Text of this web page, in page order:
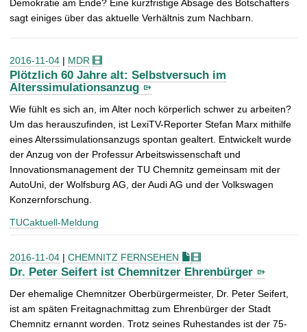
Demokratie am Ende? Eine kurzfristige Absage des Botschafters
sagt einiges über das aktuelle Verhältnis zum Nachbarn.
2016-11-04 | MDR
Plötzlich 60 Jahre alt: Selbstversuch im
Alterssimulationsanzug
Wie fühlt es sich an, im Alter noch körperlich schwer zu arbeiten?
Um das herauszufinden, ist LexiTV-Reporter Stefan Marx mithilfe
eines Alterssimulationsanzugs spontan gealtert. Entwickelt wurde
der Anzug von der Professur Arbeitswissenschaft und
Innovationsmanagement der TU Chemnitz gemeinsam mit der
AutoUni, der Wolfsburg AG, der Audi AG und der Volkswagen
Konzernforschung.
TUCaktuell-Meldung
2016-11-04 | CHEMNITZ FERNSEHEN
Dr. Peter Seifert ist Chemnitzer Ehrenbürger
Der ehemalige Chemnitzer Oberbürgermeister, Dr. Peter Seifert,
ist am späten Freitagnachmittag zum Ehrenbürger der Stadt
Chemnitz ernannt worden. Trotz seines Ruhestandes ist der 75-